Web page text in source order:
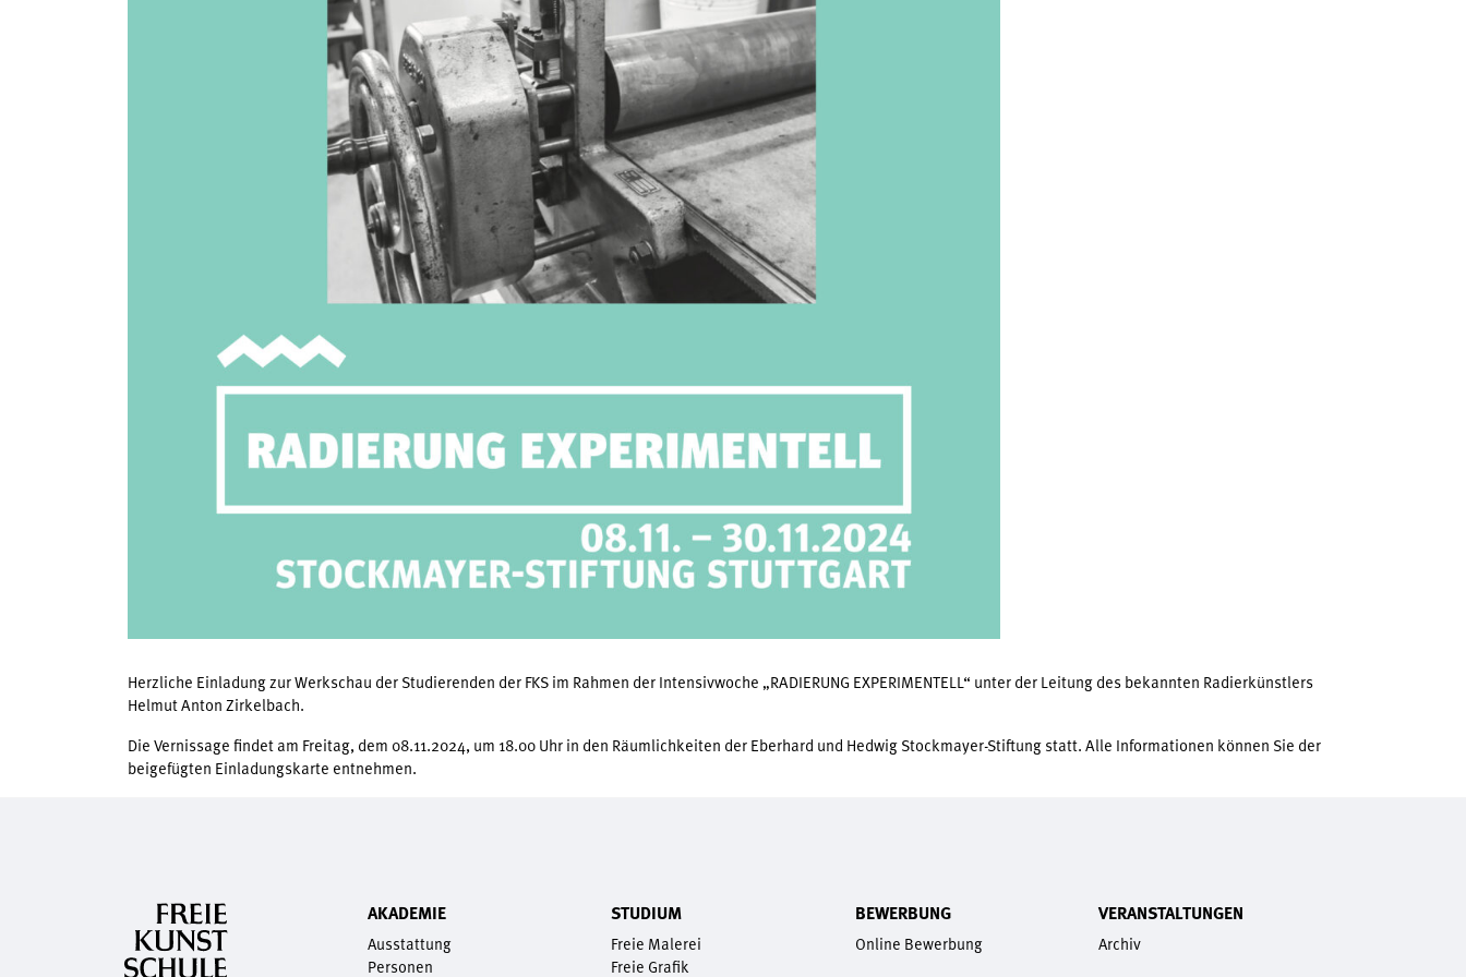
Herzliche Einladung zur Werkschau der Studierenden der FKS im Rahmen der Intensivwoche „RADIERUNG EXPERIMENTELL“ unter der Leitung des bekannten Radierkünstlers
Helmut Anton Zirkelbach.
Die Vernissage findet am Freitag, dem 08.11.2024, um 18.00 Uhr in den Räumlichkeiten der Eberhard und Hedwig Stockmayer-Stiftung statt. Alle Informationen können Sie der
beigefügten Einladungskarte entnehmen.
AKADEMIE
Ausstattung
Personen
STUDIUM
Freie Malerei
Freie Grafik
BEWERBUNG
Online Bewerbung
VERANSTALTUNGEN
Archiv